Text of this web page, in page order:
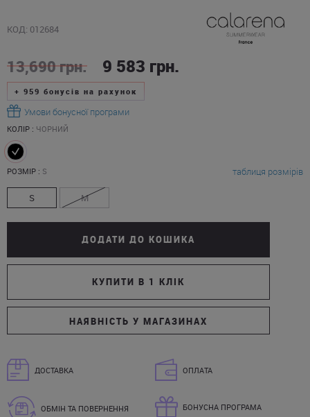
КОД: 012684
13,690грн. 9 583 грн.
+ 959 бонусів на рахунок
Умови бонусної програми
КОЛІР : ЧОРНИЙ
РОЗМІР : S таблиця розмірів
S M
ДОДАТИ ДО КОШИКА
КУПИТИ В 1 КЛІК
НАЯВНІСТЬ У МАГАЗИНАХ
ДОСТАВКА ОПЛАТА
ОБМІН ТА ПОВЕРНЕННЯ БОНУСНА ПРОГРАМА